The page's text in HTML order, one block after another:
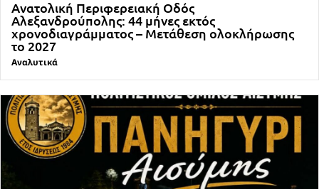
Ανατολική Περιφερειακή Οδός
Αλεξανδρούπολης: 44 μήνες εκτός
χρονοδιαγράμματος – Μετάθεση ολοκλήρωσης
το 2027
Αναλυτικά